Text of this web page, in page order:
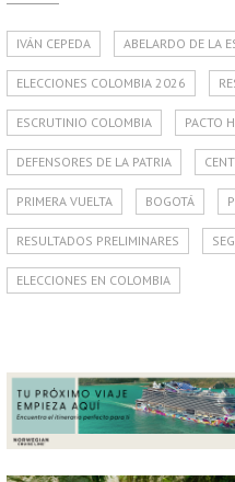
IVÁN CEPEDA ABELARDO DE LA
ELECCIONES COLOMBIA 2026
ESCRUTINIO COLOMBIA PACTO
DEFENSORES DE LA PATRIA
PRIMERA VUELTA BOGOTÁ
RESULTADOS PRELIMINARES
ELECCIONES EN COLOMBIA